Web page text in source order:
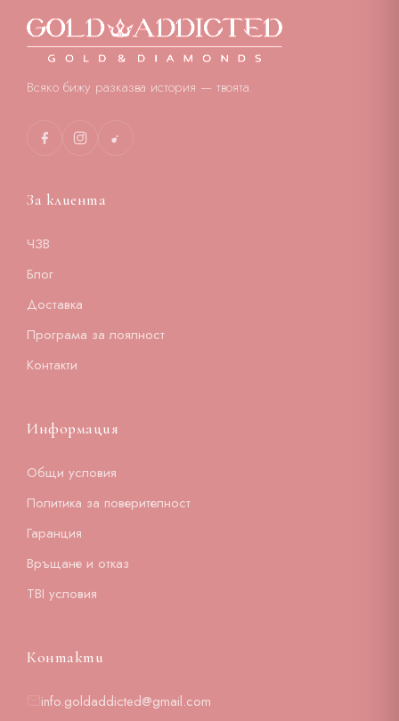
Всяко бижу разказва история — твоята.
За клиента
ЧЗВ
Блог
Доставка
Програма за лоялност
Контакти
Информация
Общи условия
Политика за поверителност
Гаранция
Връщане и отказ
TBI условия
Контакти
info.goldaddicted@gmail.com